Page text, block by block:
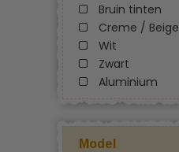
Bruin tinten
Creme / Beige
Wit
Zwart
Aluminium
Model